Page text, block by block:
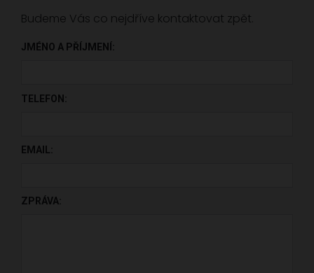
Budeme Vás co nejdříve kontaktovat zpět.
JMÉNO A PŘÍJMENÍ:
TELEFON:
EMAIL:
ZPRÁVA: